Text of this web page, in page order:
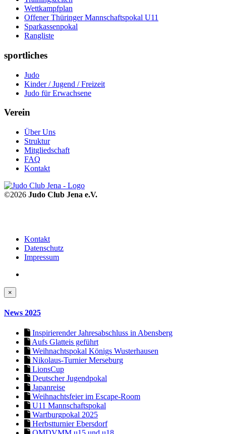
Wettkampfplan
Offener Thüringer Mannschaftspokal U11
Sparkassenpokal
Rangliste
sportliches
Judo
Kinder / Jugend / Freizeit
Judo für Erwachsene
Verein
Über Uns
Struktur
Mitgliedschaft
FAQ
Kontakt
©2026 Judo Club Jena e.V.
Kontakt
Datenschutz
Impressum
×
News 2025
Inspirierender Jahresabschluss in Abensberg
Aufs Glatteis geführt
Weihnachtspokal Königs Wusterhausen
Nikolaus-Turnier Merseburg
LionsCup
Deutscher Jugendpokal
Japanreise
Weihnachtsfeier im Escape-Room
U11 Mannschaftspokal
Wartburgpokal 2025
Herbstturnier Ebersdorf